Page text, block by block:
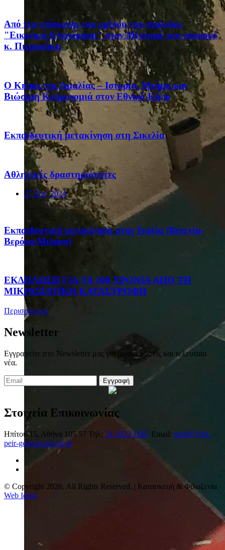
Από την επίσκεψη του ομίλου του σχολείου
"Εικονική Επιχείρηση" στον Μέντορά του υπουργό
κ. Πιερακάκη
Ο Κήπος της Αμαλίας – Ιστορία, Μνήμη και
Βιώσιμη Κληρονομιά στον Εθνικό Κήπο
Eκπαιδευτική μετακίνηση στη Σικελία
Αθλητικές δραστηριότητες
27 Σεπ, 2024
Eκπαιδευτική μετακίνηση στην Ιταλία (Βενετία-
Βερόνα-Μιλάνο)
ΕΚΔΗΛΩΣΗ ΓΙΑ ΤΑ 100 ΧΡΟΝΙΑ ΑΠΟ ΤΗ
ΜΙΚΡΑΣΙΑΤΙΚΗ ΚΑΤΑΣΤΡΟΦΗ
Περισσότερα
Newsletter
Εγγραφείτε στο Newsletter μας για ανακοινώσεις και τελευταία
νέα.
Εγγραφή
Στοιχεία Επικοινωνίας
Ηπίτου 15, Αθήνα 105 57 Τηλ: 21 0322 1687 Email: mail@1lyk-
peir-gennad.att.sch.gr
© Copyright 2026. All Rights Reserved. | Κατασκευή & Φιλοξενία
Web Ideas